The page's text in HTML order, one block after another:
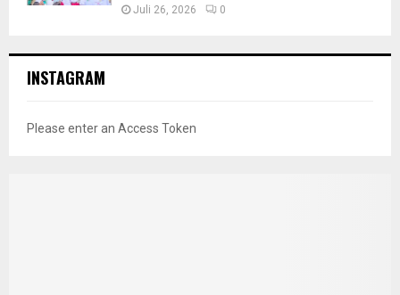
Juli 26, 2026 0
INSTAGRAM
Please enter an Access Token